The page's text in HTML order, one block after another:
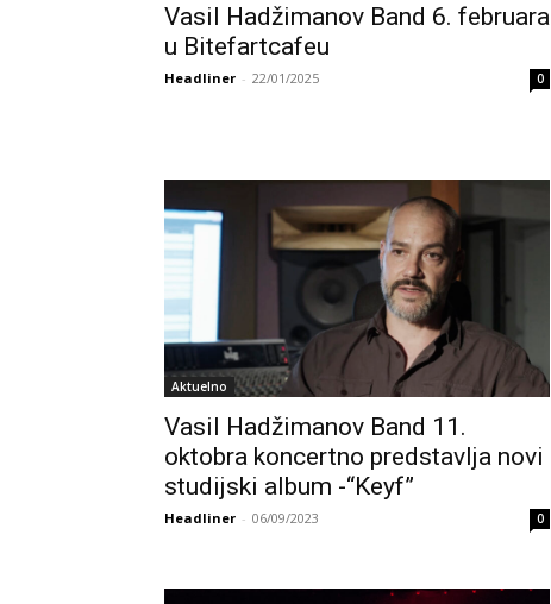
Vasil Hadžimanov Band 6. februara
u Bitefartcafeu
Headliner - 22/01/2025 0
Aktuelno
Vasil Hadžimanov Band 11.
oktobra koncertno predstavlja novi
studijski album -“Keyf”
Headliner - 06/09/2023 0